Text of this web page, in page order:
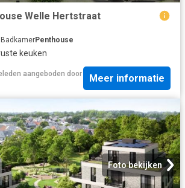
Welle Hertstraat
BadkamerPenthouse
keuken
aangeboden door
Meer informatie
Foto bekijken